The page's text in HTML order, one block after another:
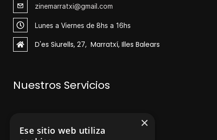
zinemarratxi@gmail.com
Lunes a Viernes de 8hs a 16hs
D'es Siurells, 27, Marratxí, Illes Balears
Nuestros Servicios
Asesoramiento personalizado
×
Ese sitio web utiliza